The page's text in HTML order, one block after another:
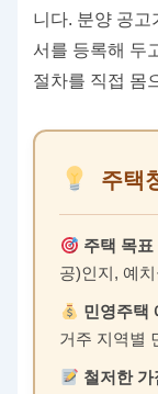
니다. 분양 공고
서를 등록해 두
절차를 직접 몸
주택
주택 목표
공)인지, 예
민영주택
거주 지역별
철저한